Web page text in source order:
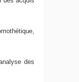
des